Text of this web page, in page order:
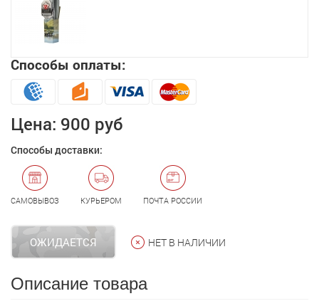
Способы оплаты:
Цена: 900 руб
Способы доставки:
САМОВЫВОЗ КУРЬЕРОМ ПОЧТА РОССИИ
ОЖИДАЕТСЯ НЕТ В НАЛИЧИИ
Описание товара